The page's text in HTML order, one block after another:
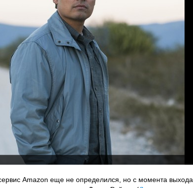
Amazon еще не определился, но с момента выхода